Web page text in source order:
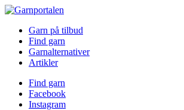
Garn på tilbud
Find garn
Garnalternativer
Artikler
Find garn
Facebook
Instagram